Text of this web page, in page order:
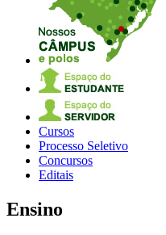
Cursos
Processo Seletivo
Concursos
Editais
Ensino